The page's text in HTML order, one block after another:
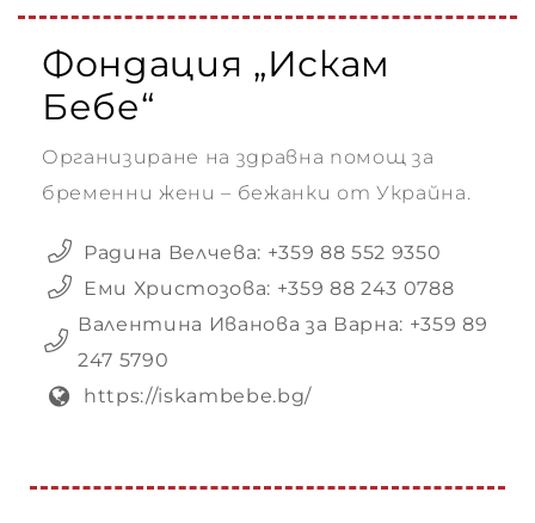
Фондация „Искам
Бебе“
Организиране на здравна помощ за
бременни жени – бежанки от Украйна.
Радина Велчева: +359 88 552 9350
Еми Христозова: +359 88 243 0788
Валентина Иванова за Варна: +359 89
247 5790
https://iskambebe.bg/